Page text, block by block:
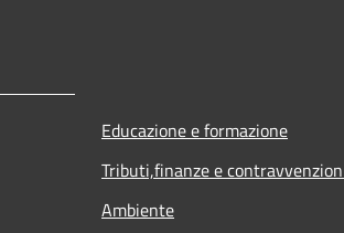
Educazione e formazione
Tributi,finanze e
Ambiente